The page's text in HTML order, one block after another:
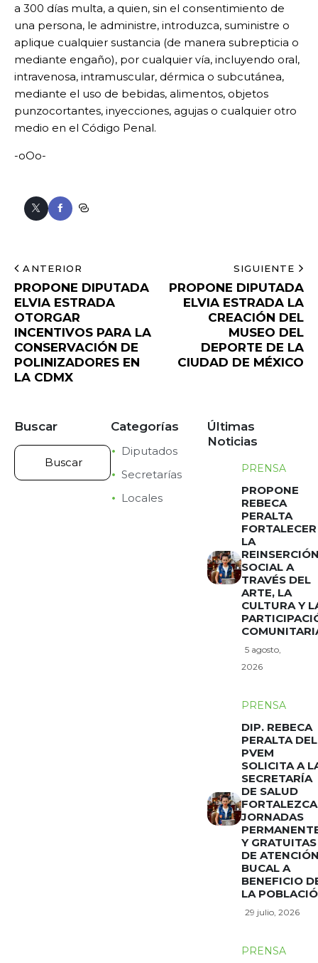
a 300 días multa, a quien, sin el consentimiento de
una persona, le administre, introduzca, suministre o
aplique cualquier sustancia (de manera subrepticia o
mediante engaño), por cualquier vía, incluyendo oral,
intravenosa, intramuscular, dérmica o subcutánea,
mediante el uso de bebidas, alimentos, objetos
punzocortantes, inyecciones, agujas o cualquier otro
medio en el Código Penal.
-oOo-
ANTERIOR
PROPONE DIPUTADA
ELVIA ESTRADA
OTORGAR
INCENTIVOS PARA LA
CONSERVACIÓN DE
POLINIZADORES EN
LA CDMX
SIGUIENTE
PROPONE DIPUTADA
ELVIA ESTRADA LA
CREACIÓN DEL
MUSEO DEL
DEPORTE DE LA
CIUDAD DE MÉXICO
Buscar Categorías
Diputados
Secretarías
Locales
Últimas
Noticias
PRENSA
PROPONE
REBECA
PERALTA
FORTALECER
LA
SOCIAL A
TRAVÉS DEL
ARTE, LA
CULTURA Y
5 agosto,
2026
PRENSA
DIP. REBECA
PERALTA DEL
PVEM
SOLICITA A
SECRETARÍA
DE SALUD
FORTALEZCA
JORNADAS
Y GRATUITAS
DE
BUCAL A
BENEFICIO
LA
29 julio, 2026
PRENSA